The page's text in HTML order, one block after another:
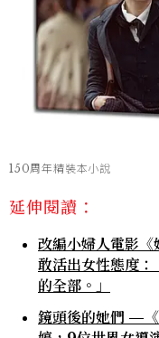
150周年精裝本小說
延伸閱讀：
改編小婦人電影《
敢活出女性態度：
的全部。」
鏡頭後的她們 —